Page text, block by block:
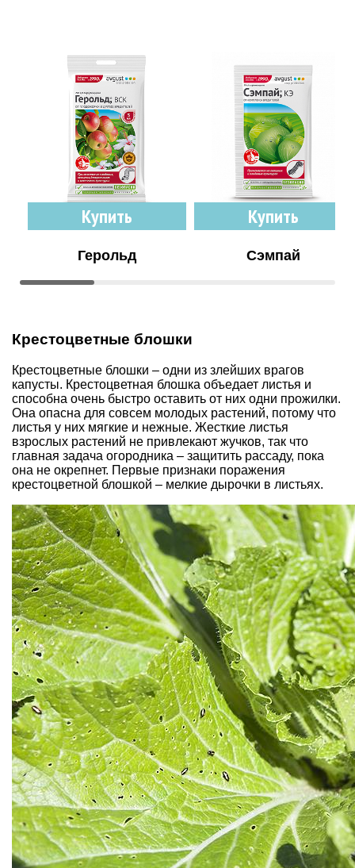
Купить
Герольд
Купить
Сэмпай
Крестоцветные блошки
Крестоцветные блошки – одни из злейших врагов
капусты. Крестоцветная блошка объедает листья и
способна очень быстро оставить от них одни прожилки.
Она опасна для совсем молодых растений, потому что
листья у них мягкие и нежные. Жесткие листья
взрослых растений не привлекают жучков, так что
главная задача огородника – защитить рассаду, пока
она не окрепнет. Первые признаки поражения
крестоцветной блошкой – мелкие дырочки в листьях.